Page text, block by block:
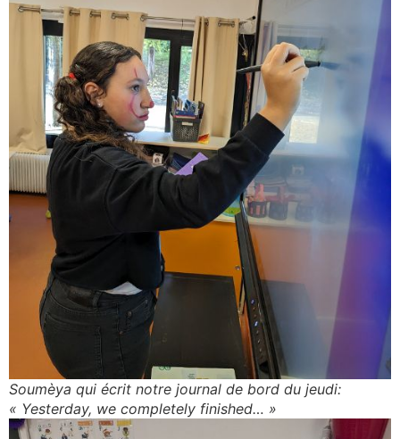
Soumèya qui écrit notre journal de bord du jeudi:
« Yesterday, we completely finished… »